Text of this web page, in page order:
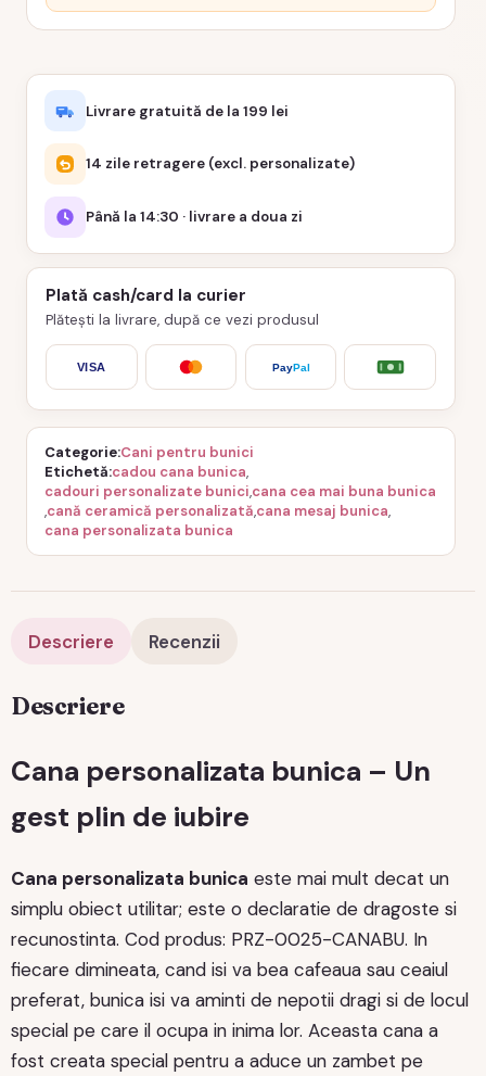
Livrare gratuită de la 199 lei
14 zile retragere (excl. personalizate)
Până la 14:30 · livrare a doua zi
Plată cash/card la curier
Plătești la livrare, după ce vezi produsul
VISA PayPal
Categorie Cani pentru bunici
Etichetă cadou cana bunica,
cadouri personalizate bunici,cana cea mai buna bunica
,cană ceramică personalizată,cana mesaj bunica,
cana personalizata bunica
Descriere Recenzii
Descriere
Cana personalizata bunica – Un
gest plin de iubire
Cana personalizata bunica este mai mult decat un
simplu obiect utilitar; este o declaratie de dragoste si
recunostinta. Cod produs: PRZ-0025-CANABU. In
fiecare dimineata, cand isi va bea cafeaua sau ceaiul
preferat, bunica isi va aminti de nepotii dragi si de locul
special pe care il ocupa in inima lor. Aceasta cana a
fost creata special pentru a aduce un zambet pe